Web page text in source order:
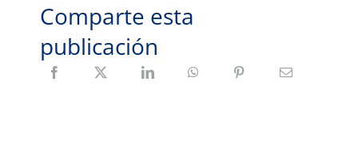
Comparte esta
publicación